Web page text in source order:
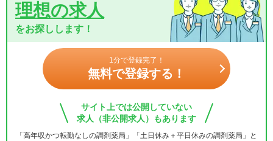
理想の求人
をお探しします！
1分で登録完了！
無料で登録する！
サイト上では公開していない
求人（非公開求人）もあります
「高年収かつ転勤なしの調剤薬局」「土日休み＋平日休みの調剤薬局」と